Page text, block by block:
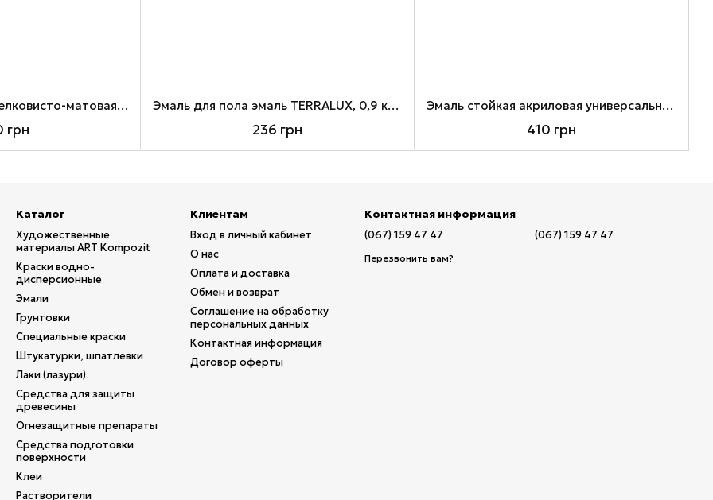
Эмаль акриловая шелковисто-матовая VELUX, 0,75 л, 100 Белый, шелковисто-матовый
грн
Эмаль для пола эмаль TERRALUX, 0,9 кг, Серый, глянцевый
236 грн
Эмаль стойкая акриловая универсального применения Kompozit Profi, 0,7 л, бежевый, глянцевый
410 грн
Каталог
Художественные
материалы ART Kompozit
Краски водно-
дисперсионные
Эмали
Грунтовки
Специальные краски
Штукатурки, шпатлевки
Лаки (лазури)
Средства для защиты
древесины
Огнезащитные препараты
Средства подготовки
поверхности
Клеи
Растворители
Клиентам
Вход в личный кабинет
О нас
Оплата и доставка
Обмен и возврат
Соглашение на обработку
персональных данных
Контактная информация
Договор оферты
Контактная информация
(067) 159 47 47
Перезвонить вам?
(067) 159 47 47